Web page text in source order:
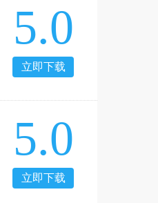
5.0
立即下载
5.0
立即下载